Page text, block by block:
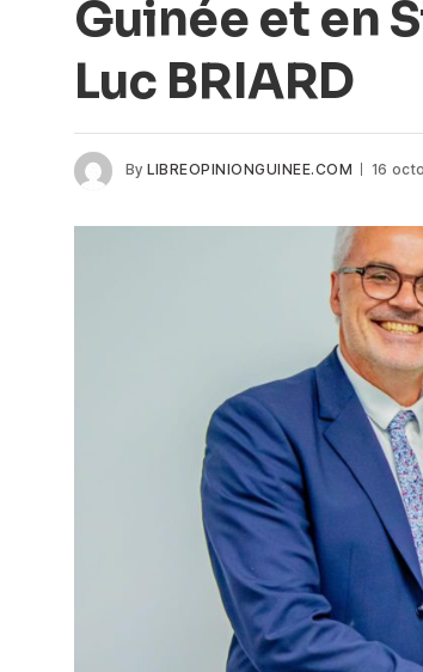
Guinée et en
Luc BRIARD
By LIBREOPINIONGUINEE.COM 16